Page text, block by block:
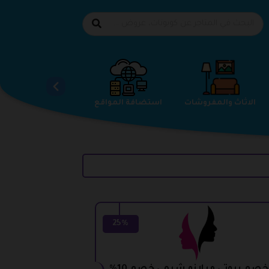
استضافة المواقع الاثاث والمفروشات الاحذية
25%